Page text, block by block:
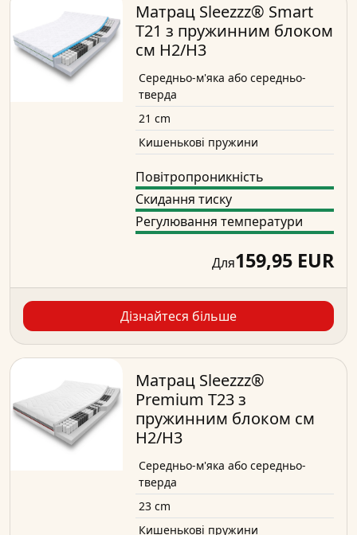
Матрац Sleezzz® Smart
T21 з пружинним блоком
см H2/H3
Середньо-м'яка або середньо-
тверда
21 cm
Кишенькові пружини
Повітропроникність
Скидання тиску
Регулювання температури
Для159,95 EUR
Дізнайтеся більше
Матрац Sleezzz®
Premium T23 з
пружинним блоком см
H2/H3
Середньо-м'яка або середньо-
тверда
23 cm
Кишенькові пружини